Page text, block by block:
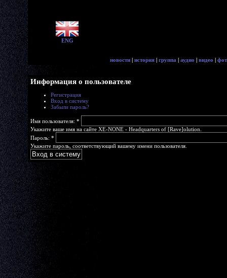
ENG
новости | история | группа | аудио | видео |
Информация о пользователе
Регистрация
Вход в систему
Забыли пароль?
Имя пользователя: *
Укажите ваше имя на сайте XE-NONE - Headquarters of [Rave]olution.
Пароль: *
Укажите пароль, соответствующий вашему имени пользователя.